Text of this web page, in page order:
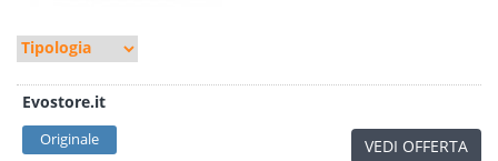
Evostore.it
Originale VEDI OFFERTA